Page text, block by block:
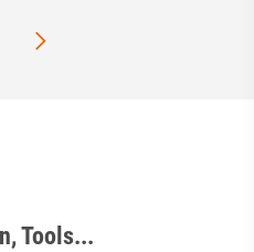
Tools...